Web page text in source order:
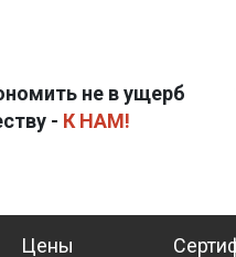
не в ущерб
- К НАМ!
Цены